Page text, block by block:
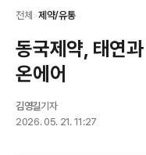
전체 >제약/유통
동국제약, 태연
온에어
김영길기자
2026. 05. 21. 11:27